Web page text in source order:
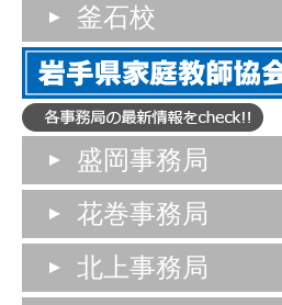
釜石校
盛岡事務局
花巻事務局
北上事務局